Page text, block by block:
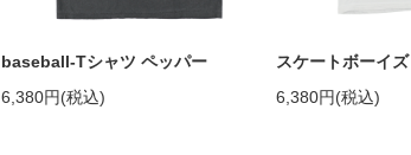
baseball-Tシャツ ペッパー
6,380円(税込)
スケートボーイズ
6,380円(税込)